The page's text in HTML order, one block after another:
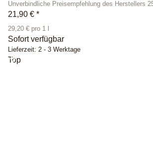
Unverbindliche Preisempfehlung des Herstellers
21,90 € *
29,20 € pro 1 l
Sofort verfügbar
Lieferzeit: 2 - 3 Werktage
Top